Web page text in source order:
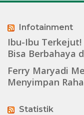
Infotainment
Ibu-Ibu
Bisa Berbahaya
Ferry Maryadi
Menyimpan
Statistik